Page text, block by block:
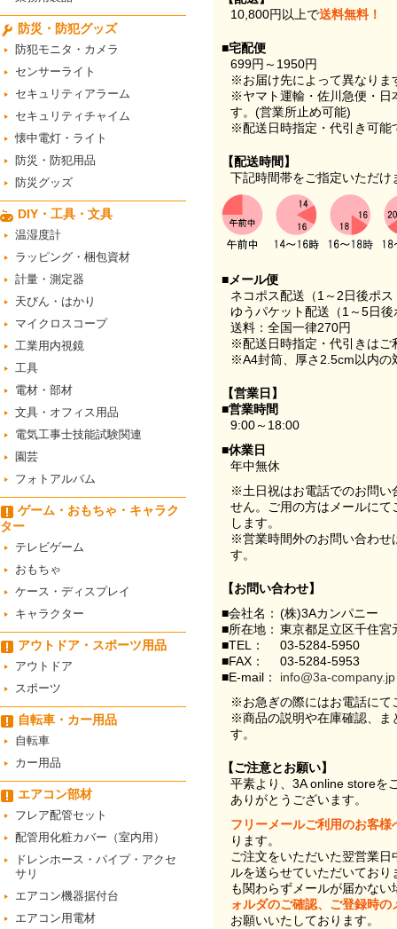
防災・防犯グッズ
防犯モニタ・カメラ
センサーライト
セキュリティアラーム
セキュリティチャイム
懐中電灯・ライト
防災・防犯用品
防災グッズ
DIY・工具・文具
温湿度計
ラッピング・梱包資材
計量・測定器
天びん・はかり
マイクロスコープ
工業用内視鏡
工具
電材・部材
文具・オフィス用品
電気工事士技能試験関連
園芸
フォトアルバム
ゲーム・おもちゃ・キャラク
ター
テレビゲーム
おもちゃ
ケース・ディスプレイ
キャラクター
アウトドア・スポーツ用品
アウトドア
スポーツ
自転車・カー用品
自転車
カー用品
エアコン部材
フレア配管セット
配管用化粧カバー（室内用）
ドレンホース・パイプ・アクセ
サリ
エアコン機器据付台
エアコン用電材
10,800円以上で送料無料！
■宅配便
699円～1950円
※お届け先によって異なりま
※ヤマト運輸・佐川急便・日
す。(営業所止め可能)
※配送日時指定・代引き可能
【配送時間】
下記時間帯をご指定いただけ
■メール便
ネコポス配送（1～2日後ポ
ゆうパケット配送（1～5日
送料：全国一律270円
※配送日時指定・代引きはご
※A4封筒、厚さ2.5cm以内の
【営業日】
■営業時間
9:00～18:00
■休業日
年中無休
※土日祝はお電話でのお問い
せん。ご用の方はメールに
します。
※営業時間外のお問い合わせ
す。
【お問い合わせ】
■会社名： (株)3Aカンパニー
■所在地： 東京都足立区千住
■TEL：
03-5284-5950
■FAX：
03-5284-5953
■E-mail：
info@3a-company.jp
※お急ぎの際にはお電話にて
※商品の説明や在庫確認、ま
す。
【ご注意とお願い】
平素より、3A online storeを
ありがとうございます。
フリーメールご利用のお客様
ります。
ご注文をいただいた翌営業
ルを送らせていただいてお
も関わらずメールが届かない
ォルダのご確認、ご登録時
お願いいたしております。